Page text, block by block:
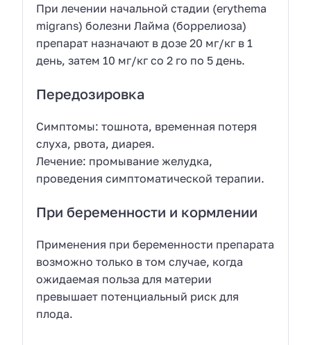
При лечении начальной стадии (erythema
migrans) болезни Лайма (боррелиоза)
препарат назначают в дозе 20 мг/кг в 1
день, затем 10 мг/кг со 2 го по 5 день.
Передозировка
Симптомы: тошнота, временная потеря
слуха, рвота, диарея.
Лечение: промывание желудка,
проведения симптоматической терапии.
При беременности и кормлении
Применения при беременности препарата
возможно только в том случае, когда
ожидаемая польза для материи
превышает потенциальный риск для
плода.